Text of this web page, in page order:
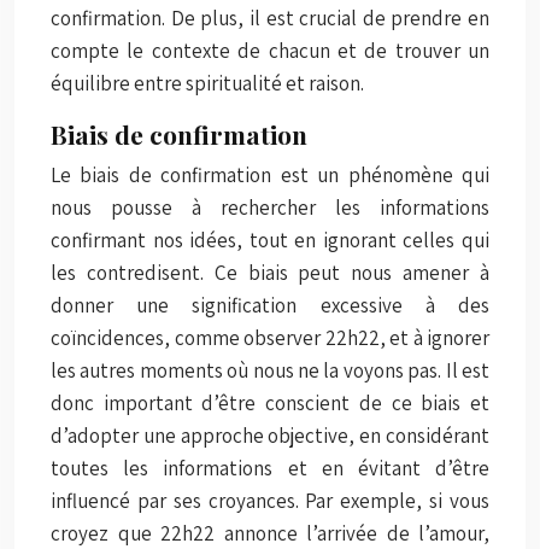
confirmation. De plus, il est crucial de prendre en
compte le contexte de chacun et de trouver un
équilibre entre spiritualité et raison.
Biais de confirmation
Le biais de confirmation est un phénomène qui
nous pousse à rechercher les informations
confirmant nos idées, tout en ignorant celles qui
les contredisent. Ce biais peut nous amener à
donner une signification excessive à des
coïncidences, comme observer 22h22, et à ignorer
les autres moments où nous ne la voyons pas. Il est
donc important d’être conscient de ce biais et
d’adopter une approche objective, en considérant
toutes les informations et en évitant d’être
influencé par ses croyances. Par exemple, si vous
croyez que 22h22 annonce l’arrivée de l’amour,